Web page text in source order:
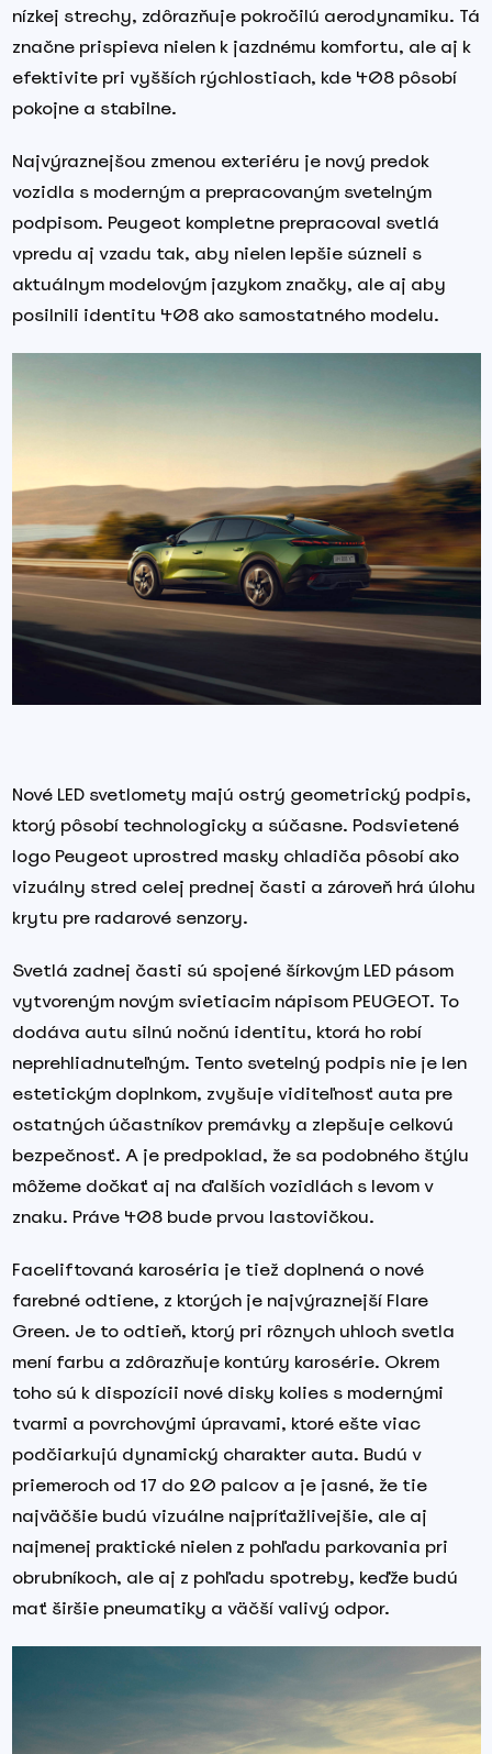
nízkej strechy, zdôrazňuje pokročilú aerodynamiku. Tá
značne prispieva nielen k jazdnému komfortu, ale aj k
efektivite pri vyšších rýchlostiach, kde 408 pôsobí
pokojne a stabilne.
Najvýraznejšou zmenou exteriéru je nový predok
vozidla s moderným a prepracovaným svetelným
podpisom. Peugeot kompletne prepracoval svetlá
vpredu aj vzadu tak, aby nielen lepšie súzneli s
aktuálnym modelovým jazykom značky, ale aj aby
posilnili identitu 408 ako samostatného modelu.
Nové LED svetlomety majú ostrý geometrický podpis,
ktorý pôsobí technologicky a súčasne. Podsvietené
logo Peugeot uprostred masky chladiča pôsobí ako
vizuálny stred celej prednej časti a zároveň hrá úlohu
krytu pre radarové senzory.
Svetlá zadnej časti sú spojené šírkovým LED pásom
vytvoreným novým svietiacim nápisom PEUGEOT. To
dodáva autu silnú nočnú identitu, ktorá ho robí
neprehliadnuteľným. Tento svetelný podpis nie je len
estetickým doplnkom, zvyšuje viditeľnosť auta pre
ostatných účastníkov premávky a zlepšuje celkovú
bezpečnosť. A je predpoklad, že sa podobného štýlu
môžeme dočkať aj na ďalších vozidlách s levom v
znaku. Práve 408 bude prvou lastovičkou.
Faceliftovaná karoséria je tiež doplnená o nové
farebné odtiene, z ktorých je najvýraznejší Flare
Green. Je to odtieň, ktorý pri rôznych uhloch svetla
mení farbu a zdôrazňuje kontúry karosérie. Okrem
toho sú k dispozícii nové disky kolies s modernými
tvarmi a povrchovými úpravami, ktoré ešte viac
podčiarkujú dynamický charakter auta. Budú v
priemeroch od 17 do 20 palcov a je jasné, že tie
najväčšie budú vizuálne najpríťažlivejšie, ale aj
najmenej praktické nielen z pohľadu parkovania pri
obrubníkoch, ale aj z pohľadu spotreby, keďže budú
mať širšie pneumatiky a väčší valivý odpor.